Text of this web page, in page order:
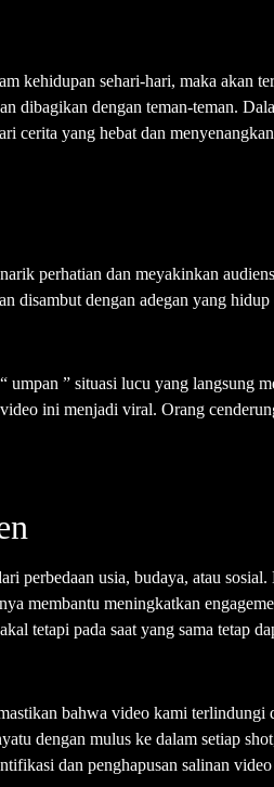
kehidupan sehari-hari, maka akan
dibagikan dengan teman-teman.
cerita yang hebat dan
perhatian dan meyakinkan
disambut dengan adegan yang
” situasi lucu yang langsung
ini menjadi viral. Orang
perbedaan usia, budaya, atau
membantu meningkatkan
tetapi pada saat yang sama tetap
bahwa video kami
dengan mulus ke dalam setiap
dan penghapusan salinan